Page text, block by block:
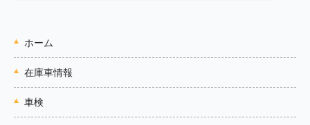
ホーム
在庫車情報
車検